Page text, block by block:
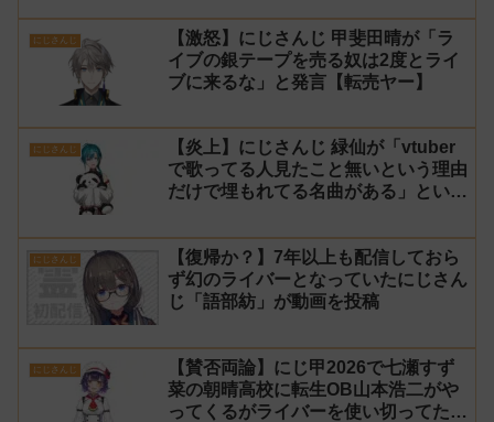
にじさんじ
【激怒】にじさんじ 甲斐田晴が「ラ
イブの銀テープを売る奴は2度とライ
ブに来るな」と発言【転売ヤー】
にじさんじ
【炎上】にじさんじ 緑仙が「vtuber
で歌ってる人見たこと無いという理由
だけで埋もれてる名曲がある」という
にじさんじ
【復帰か？】7年以上も配信しておら
ず幻のライバーとなっていたにじさん
じ「語部紡」が動画を投稿
にじさんじ
【賛否両論】にじ甲2026で七瀬すず
菜の朝晴高校に転生OB山本浩二がや
ってくるがライバーを使い切ってたの